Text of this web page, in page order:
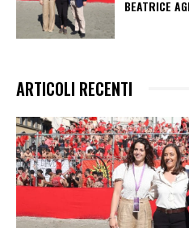
BEATRICE
ARTICOLI RECENTI